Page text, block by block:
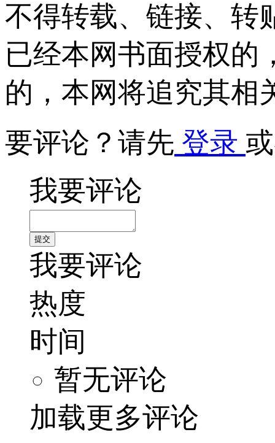
不得转载、链接、转
已经本网书面授权的
的，本网将追究其相
要评论？请先 登录
我要评论
我要评论
热度
时间
暂无评论
加载更多评论